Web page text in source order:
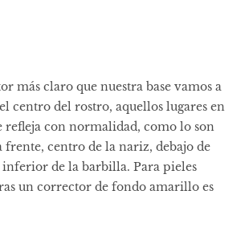
más claro que nuestra base vamos a
centro del rostro, aquellos lugares en
refleja con normalidad, como lo son
centro de la nariz, debajo de
inferior de la barbilla. Para pieles
un corrector de fondo amarillo es